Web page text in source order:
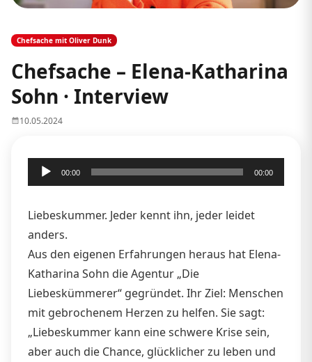
Chefsache mit Oliver Dunk
Chefsache – Elena-Katharina
Sohn · Interview
10.05.2024
Audio-
Player
00:00 00:00
Liebeskummer. Jeder kennt ihn, jeder leidet
anders.
Aus den eigenen Erfahrungen heraus hat Elena-
Katharina Sohn die Agentur „Die
Liebeskümmerer“ gegründet. Ihr Ziel: Menschen
mit gebrochenem Herzen zu helfen. Sie sagt:
„Liebeskummer kann eine schwere Krise sein,
aber auch die Chance, glücklicher zu leben und